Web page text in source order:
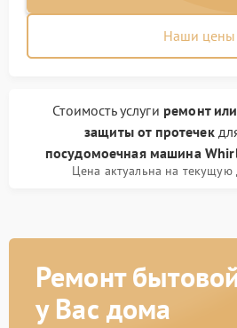
Наши цены
Стоимость услуги ремонт
защиты от протечек
посудомоечная машина
Цена актуальна на текущую
Ремонт
у Вас дома